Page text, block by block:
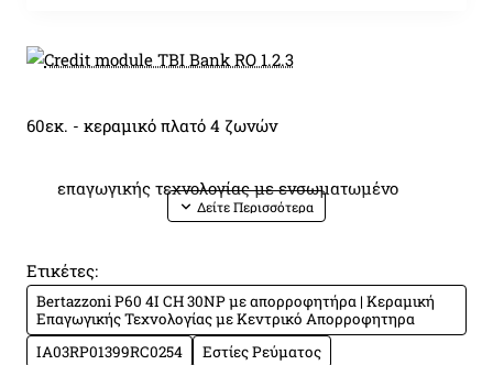
60εκ. - κεραμικό πλατό 4 ζωνών
επαγωγικής τεχνολογίας με ενσωματωμένο
κεραμική επιφάνεια χωρίς πλαίσιο
Ετικέτες:
Bertazzoni P60 4I CH 30NP με απορροφητήρα | Κεραμική
Επαγωγικής Τεχνολογίας με Κεντρικό Απορροφητηρα
IA03RP01399RC0254
Εστίες Ρεύματος